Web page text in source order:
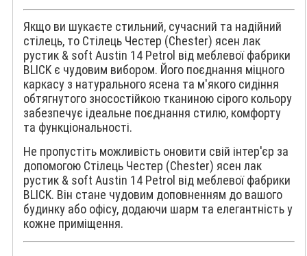
Якщо ви шукаєте стильний, сучасний та надійний
стілець, то Стілець Честер (Chester) ясен лак
рустик & soft Austin 14 Petrol від меблевої фабрики
BLICK є чудовим вибором. Його поєднання міцного
каркасу з натурального ясена та м'якого сидіння
обтягнутого зносостійкою тканиною сірого кольору
забезпечує ідеальне поєднання стилю, комфорту
та функціональності.
Не пропустіть можливість оновити свій інтер'єр за
допомогою Стілець Честер (Chester) ясен лак
рустик & soft Austin 14 Petrol від меблевої фабрики
BLICK. Він стане чудовим доповненням до вашого
будинку або офісу, додаючи шарм та елегантність у
кожне приміщення.